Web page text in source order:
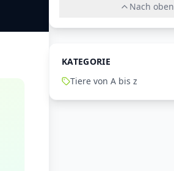
Nach oben
KATEGORIE
Tiere von A bis z